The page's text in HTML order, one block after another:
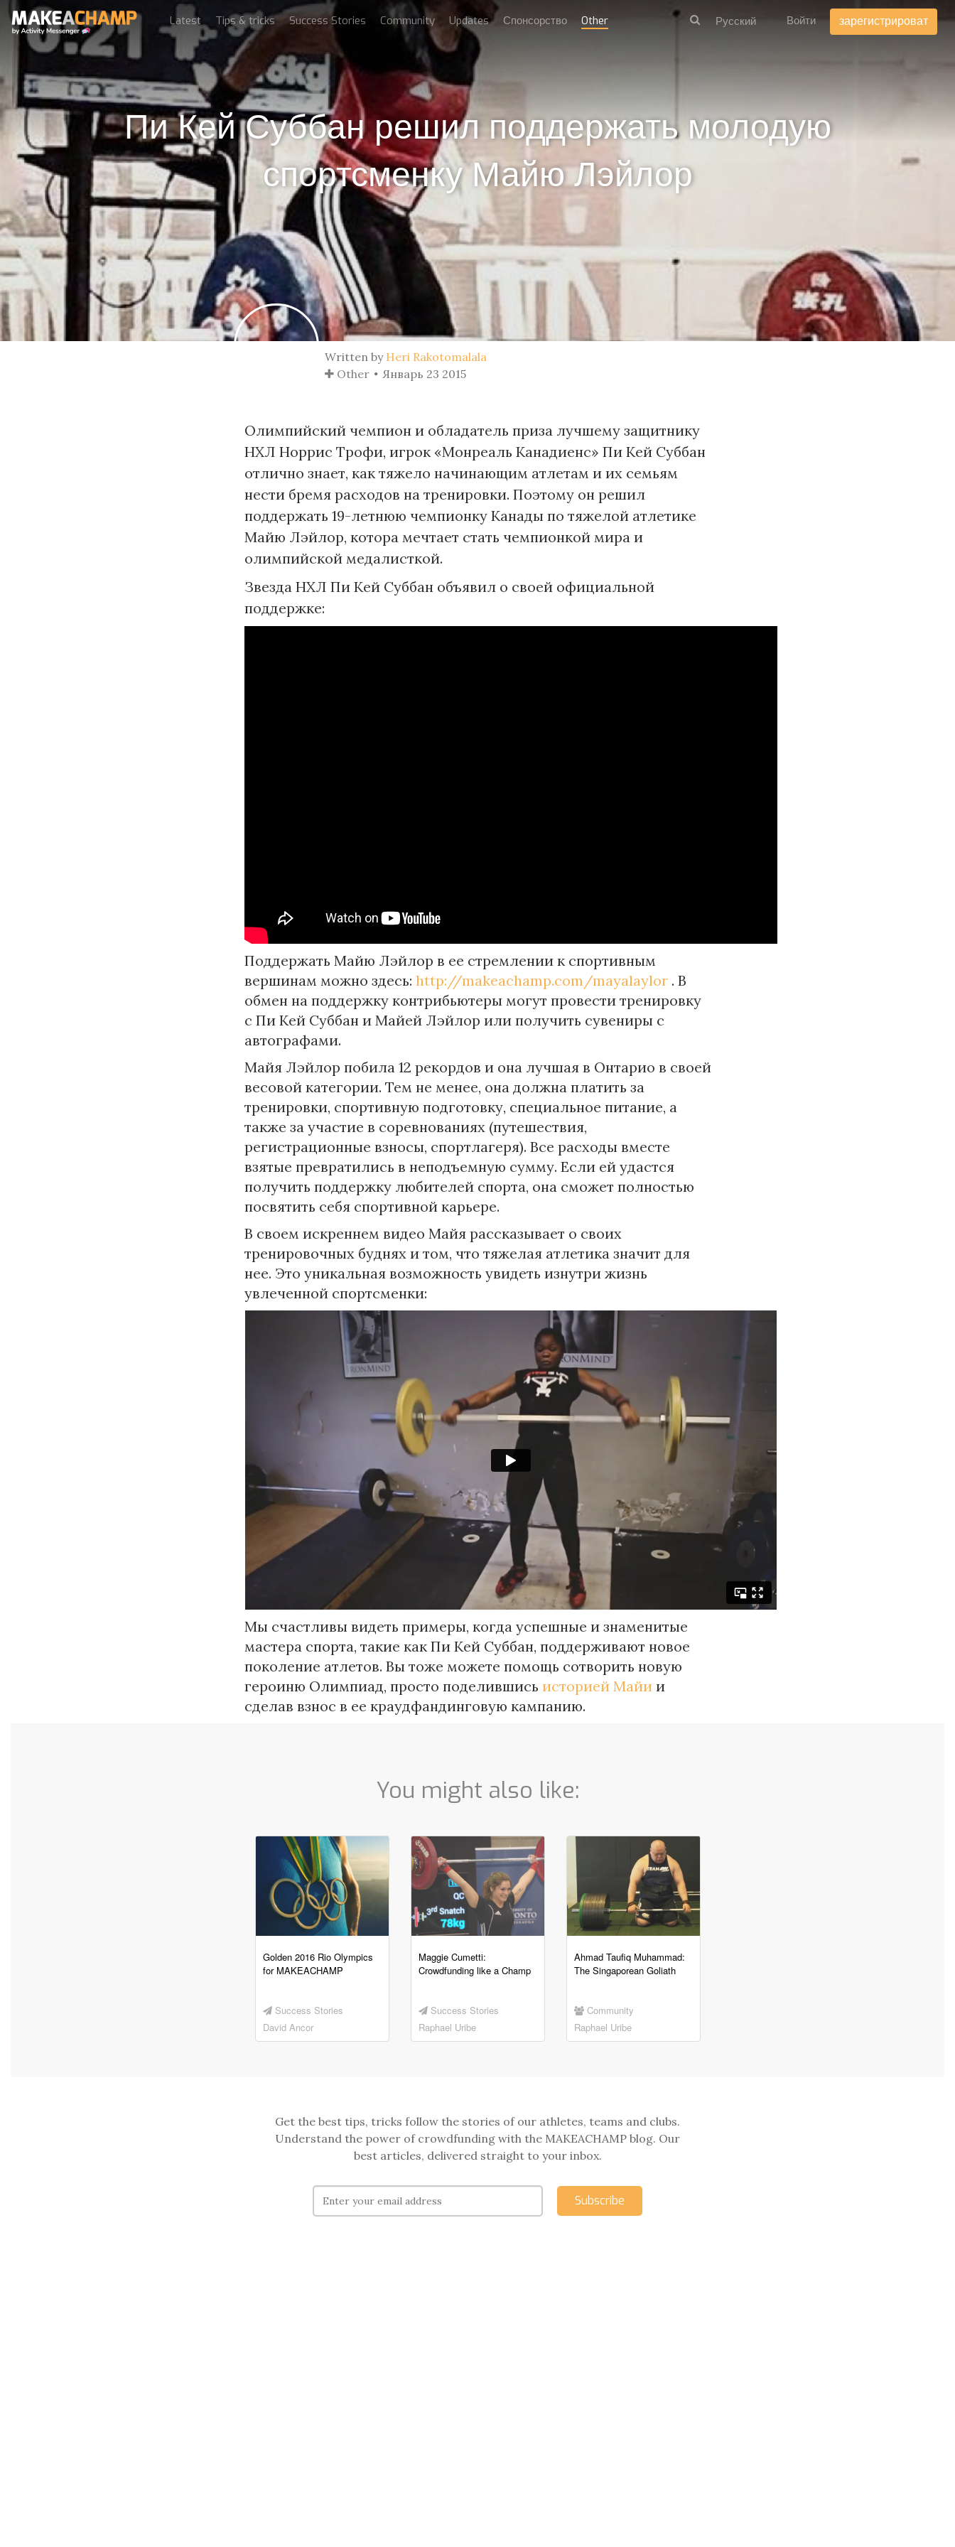
Latest Tips & tricks Success Stories Community Updates Спонсорство Other Войти зарегистрироват
Пи Кей Суббан решил поддержать молодую
спортсменку Майю Лэйлор
Written by Heri Rakotomalala
Other
Январь 23 2015
Олимпийский чемпион и обладатель приза лучшему защитнику
НХЛ Норрис Трофи, игрок «Монреаль Канадиенс» Пи Кей Суббан
отлично знает, как тяжело начинающим атлетам и их семьям
нести бремя расходов на тренировки. Поэтому он решил
поддержать 19-летнюю чемпионку Канады по тяжелой атлетике
Майю Лэйлор, котора мечтает стать чемпионкой мира и
олимпийской медалисткой.
Звезда НХЛ Пи Кей Суббан объявил о своей официальной
поддержке:
Поддержать Майю Лэйлор в ее стремлении к спортивным
вершинам можно здесь: http://makeachamp.com/mayalaylor. В
обмен на поддержку контрибьютеры могут провести тренировку
с Пи Кей Суббан и Майей Лэйлор или получить сувениры с
автографами.
Майя Лэйлор побила 12 рекордов и она лучшая в Онтарио в своей
весовой категории. Тем не менее, она должна платить за
тренировки, спортивную подготовку, специальное питание, а
также за участие в соревнованиях (путешествия,
регистрационные взносы, спортлагеря). Все расходы вместе
взятые превратились в неподъемную сумму. Если ей удастся
получить поддержку любителей спорта, она сможет полностью
посвятить себя спортивной карьере.
В своем искреннем видео Майя рассказывает о своих
тренировочных буднях и том, что тяжелая атлетика значит для
нее. Это уникальная возможность увидеть изнутри жизнь
увлеченной спортсменки:
Мы счастливы видеть примеры, когда успешные и знаменитые
мастера спорта, такие как Пи Кей Суббан, поддерживают новое
поколение атлетов. Вы тоже можете помощь сотворить новую
героиню Олимпиад, просто поделившись историей Майии
сделав взнос в ее краудфандинговую кампанию.
You might also like:
Golden 2016 Rio Olympics
for MAKEACHAMP
Success Stories
David Ancor
Maggie Cumetti:
Crowdfunding like a Champ
Success Stories
Raphael Uribe
Ahmad Taufiq Muhammad:
The Singaporean Goliath
Community
Raphael Uribe
Get the best tips, tricks follow the stories of our athletes, teams and clubs.
Understand the power of crowdfunding with the MAKEACHAMP blog. Our
best articles, delivered straight to your inbox.
Subscribe